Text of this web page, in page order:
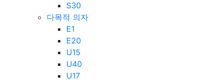
S30
다목적 의자
E1
E20
U15
U40
U17